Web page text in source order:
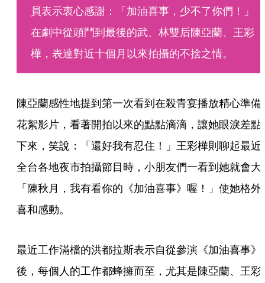
員表示衷心感謝：「加油喜事，少不了你們！」
在劇中從頭鬥到最後的武、林雙后陳亞蘭、王彩
樺，表達對近十個月以來拍攝的不捨之情。
陳亞蘭感性地提到第一次看到在殺青宴播放精心準備
花絮影片，看著開拍以來的點點滴滴，讓她眼淚差點
下來，笑說：「還好我有忍住！」王彩樺則聊起最近
全台各地夜市拍攝節目時，小朋友們一看到她就會大
「陳秋月，我有看你的《加油喜事》喔！」使她格外
喜和感動。
最近工作滿檔的洪都拉斯表示自從參演《加油喜事》
後，每個人的工作都蜂擁而至，尤其是陳亞蘭、王彩